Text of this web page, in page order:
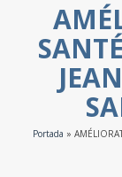
Portada »